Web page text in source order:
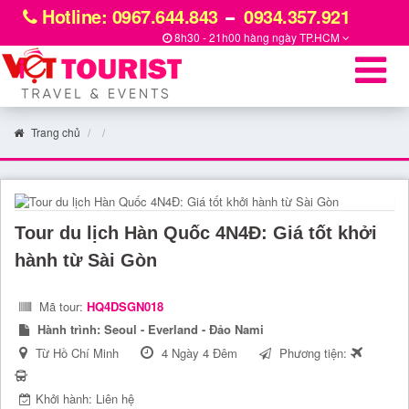
Hotline: 0967.644.843 0934.357.921
8h30 - 21h00 hàng ngàyTP.HCM
Trang chủ
Tour du lịch Hàn Quốc 4N4Đ: Giá tốt khởi
hành từ Sài Gòn
Mã tour: HQ4DSGN018
Hành trình: Seoul - Everland - Đảo Nami
Từ Hồ Chí Minh
4 Ngày 4 Đêm Phương tiện:
Khởi hành: Liên hệ